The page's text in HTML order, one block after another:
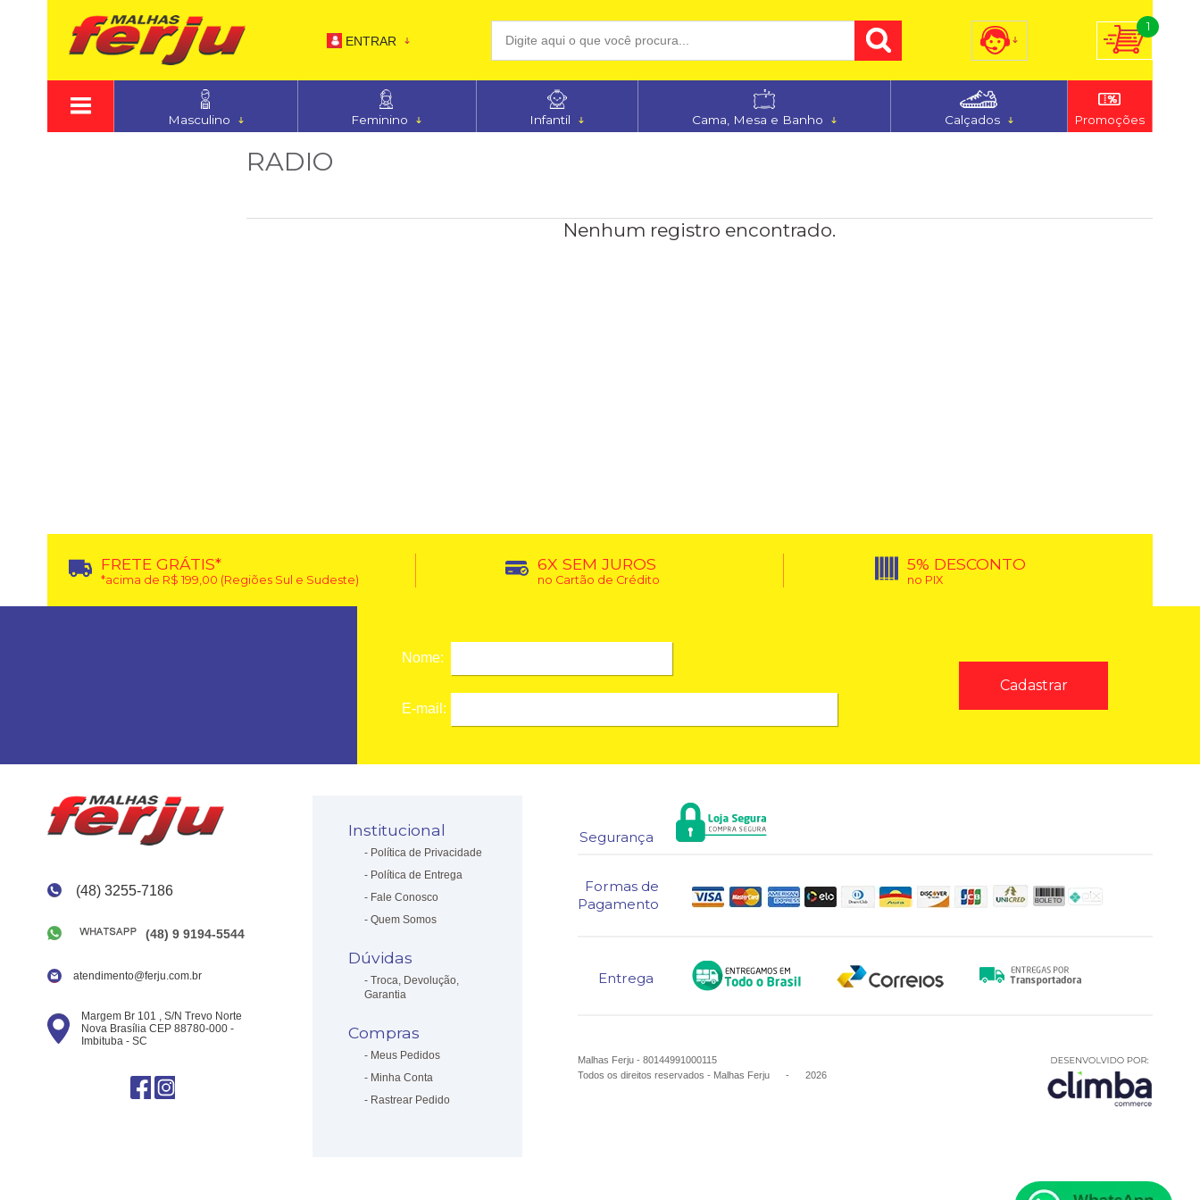
ENTRAR
(48) 3255-7186
1
Masculino Feminino Infantil Cama, Mesa e Banho Calçados Promoções
RADIO
Nenhum registro encontrado.
FRETE GRÁTIS*
*acima de R$ 199,00 (Regiões Sul e Sudeste)
6X SEM JUROS
no Cartão de Crédito
5% DESCONTO
no PIX
Nome:
E-mail:
(48) 3255-7186
(48) 9 9194-5544
atendimento@ferju.com.br
Margem Br 101 , S/N Trevo Norte
Nova Brasília CEP 88780-000 -
Imbituba - SC
Institucional
Política de Privacidade
Política de Entrega
Fale Conosco
Quem Somos
Dúvidas
Troca, Devolução,
Garantia
Compras
Meus Pedidos
Minha Conta
Rastrear Pedido
Segurança
Formas de
Pagamento
Entrega
Malhas Ferju - 80144991000115
Todos os direitos reservados- Malhas Ferju - 2026